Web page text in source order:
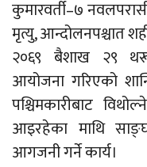
कुमारवर्ती–७
मृत्यु, आन्दोलनपश्चात
२०६९ बैशाख २९
आयोजना गरिएको
पश्चिमकारीबाट
आइरहेका माथि
आगजनी गर्ने कार्य।